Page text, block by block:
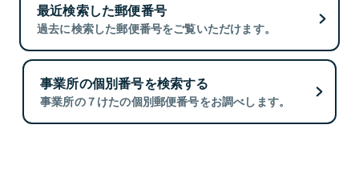
最近検索した郵便番号
過去に検索した郵便番号をご覧いただけます。
事業所の個別番号を検索する
事業所の７けたの個別郵便番号をお調べします。